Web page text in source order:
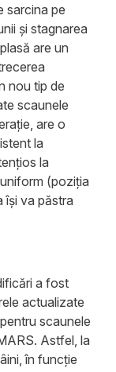
sarcina pe
și stagnarea
are un
nou tip de
scaunele
are o
la
la
(poziția
își va păstra
a fost
actualizate
scaunele
Astfel, la
în funcție